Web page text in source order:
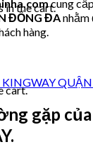
in the cart.
cart.
cung
ĐỐNG ĐAnhằm
hàng.
KINGWAY
gặp